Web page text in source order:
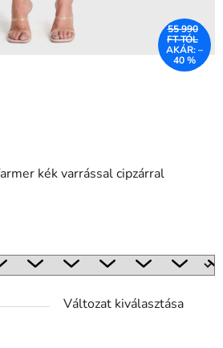
kék varrással cipzárral
Változat kiválasztása
55 990
FT-TÓL
AKÁR: –
40 %